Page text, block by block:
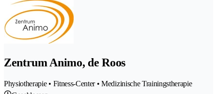
Zentrum Animo, de Roos
Physiotherapie • Fitness-Center • Medizinische Trainingstherapie